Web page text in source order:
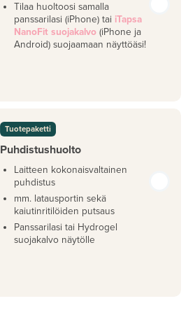
Tilaa huoltoosi samalla
panssarilasi (iPhone) tai iTapsa
NanoFit suojakalvo (iPhone ja
Android) suojaamaan näyttöäsi!
Tuotepaketti
Puhdistushuolto
Laitteen kokonaisvaltainen
puhdistus
mm. latausportin sekä
kaiutinritilöiden putsaus
Panssarilasi tai Hydrogel
suojakalvo näytölle